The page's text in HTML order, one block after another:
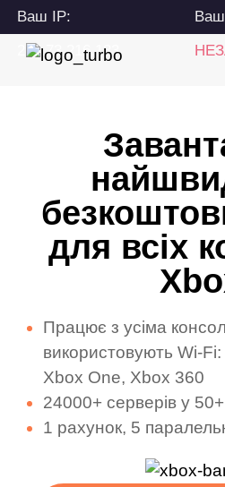
Ваш IP:
216.73.216.133
Ваш
для всіх
Працює з усіма
використовують Wi-
Xbox One, Xbox 360
24000+ серверів у 50+
1 рахунок, 5